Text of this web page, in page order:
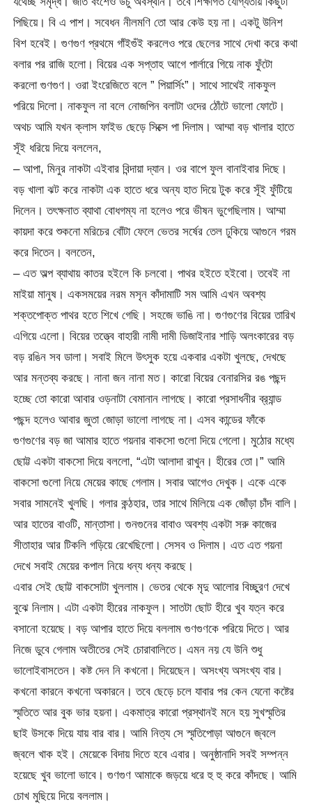
পিছিয়ে। বি এ পাশ। সবেধন নীলমণি তো আর কেউ হয় না। একটু উনিশ
বিশ হবেই। গুণগুণ প্রথমে গাঁইগুঁই করলেও পরে ছেলের সাথে দেখা করে কথা
বলার পর রাজি হলো। বিয়ের এক সপ্তাহ আগে পার্লারে গিয়ে নাক ফুঁটো
করলো গুণগুণ। ওরা ইংরেজিতে বলে ” পিয়ার্সিং”। সাথে সাথেই নাকফুল
পরিয়ে দিলো। নাকফুল না বলে নোজপিন বলাটা ওদের ঠোঁটে ভালো ফোটে।
অথচ আমি যখন ক্লাস ফাইভ ছেড়ে সিক্সে পা দিলাম। আম্মা বড় খালার হাতে
সূঁই ধরিয়ে দিয়ে বললেন,
– আপা, মিনুর নাকটা এইবার বিন্দায়া দ্যান। ওর বাপে ফুল বানাইবার দিছে।
বড় খালা ঝট করে নাকটা এক হাতে ধরে অন্য হাত দিয়ে টুক করে সূঁই ফুঁটিয়ে
দিলেন। তৎক্ষনাত ব্যাথা বোধগম্য না হলেও পরে ভীষন ভুগেছিলাম। আম্মা
কায়দা করে শুকনো মরিচের বোঁটা ফেলে ভেতর সর্ষের তেল ঢুকিয়ে আগুনে গরম
করে দিতেন। বলতেন,
– এত অল্প ব্যাথায় কাতর হইলে কি চলবো। পাথর হইতে হইবো। তবেই না
মাইয়া মানুষ। একসময়ের নরম মসৃন কাঁদামাটি সম আমি এখন অবশ্য
শক্তপোক্ত পাথর হতে শিখে গেছি। সহজে ভাঙি না। গুণগুণের বিয়ের তারিখ
এগিয়ে এলো। বিয়ের তত্ত্বে বাহারী নামী দামী ডিজাইনার শাড়ি অলংকারের বড়
বড় রঙিন সব ডালা। সবাই মিলে উৎসুক হয়ে একবার একটা খুলছে, দেখছে
আর মন্তব্য করছে। নানা জন নানা মত। কারো বিয়ের বেনারসির রঙ পছন্দ
হচ্ছে তো কারো আবার ওড়নাটা বেমানান লাগছে। কারো প্রসাধনীর ব্র্যান্ড
পছন্দ হলেও আবার জুতা জোড়া ভালো লাগছে না। এসব কান্ডের ফাঁকে
গুণগুণের বড় জা আমার হাতে গয়নার বাকসো গুলো দিয়ে গেলো। মুঠোর মধ্যে
ছোট্ট একটা বাকসো দিয়ে বললো, “এটা আলাদা রাখুন। হীরের তো।” আমি
বাকসো গুলো নিয়ে মেয়ের কাছে গেলাম। সবার আগেও দেখুক। একে একে
সবার সামনেই খুলছি। গলার কন্ঠহার, তার সাথে মিলিয়ে এক জোঁড়া চাঁদ বালি।
আর হাতের বাওটি, মান্তাসা। গুনগুনের বাবাও অবশ্য একটা সরু কাজের
সীতাহার আর টিকলি গড়িয়ে রেখেছিলো। সেসব ও দিলাম। এত এত গয়না
দেখে সবাই মেয়ের কপাল নিয়ে ধন্য ধন্য করছে।
এবার সেই ছোট্ট বাকসোটা খুললাম। ভেতর থেকে মৃদু আলোর বিচ্ছুরণ দেখে
বুঝে নিলাম। এটা একটা হীরের নাকফুল। সাতটা ছোট হীরে খুব যত্ন করে
বসানো হয়েছে। বড় আপার হাতে দিয়ে বললাম গুণগুণকে পরিয়ে দিতে। আর
নিজে ডুবে গেলাম অতীতের সেই চোরাবালিতে। এমন নয় যে উনি শুধু
ভালোইবাসতেন। কষ্ট দেন নি কখনো। দিয়েছেন। অসংখ্য অসংখ্য বার।
কখনো কারনে কখনো অকারনে। তবে ছেড়ে চলে যাবার পর কেন যেনো কষ্টের
স্মৃতিতে আর বুক ভার হয়না। একমাত্র কারো প্রস্থানই মনে হয় সুখস্মৃতির
ছাই উসকে দিয়ে যায় বার বার। আমি নিত্য সে স্মৃতিপোড়া আগুনে জ্বলে
জ্বলে খাক হই। মেয়েকে বিদায় দিতে হবে এবার। অনুষ্ঠানাদি সবই সম্পন্ন
হয়েছে খুব ভালো ভাবে। গুণগুণ আমাকে জড়য়ে ধরে হু হু করে কাঁদছে। আমি
চোখ মুছিয়ে দিয়ে বললাম।